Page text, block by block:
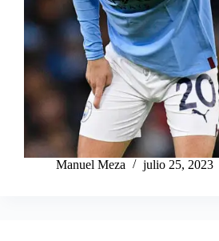
Manuel Meza julio 25, 2023